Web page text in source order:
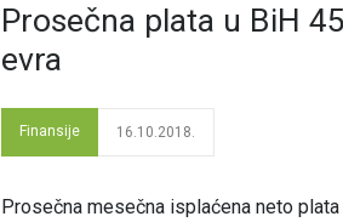
Prosečna plata u BiH
evra
Finansije 16.10.2018.
Prosečna mesečna isplaćena neto plata